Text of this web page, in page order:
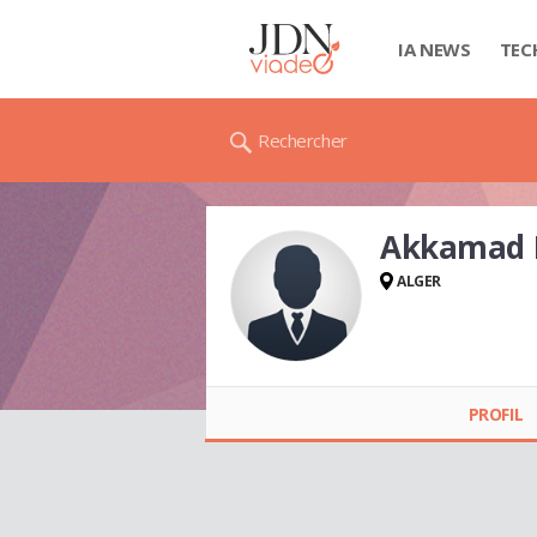
IA NEWS
Rechercher
Akkamad
ALGER
PROFIL